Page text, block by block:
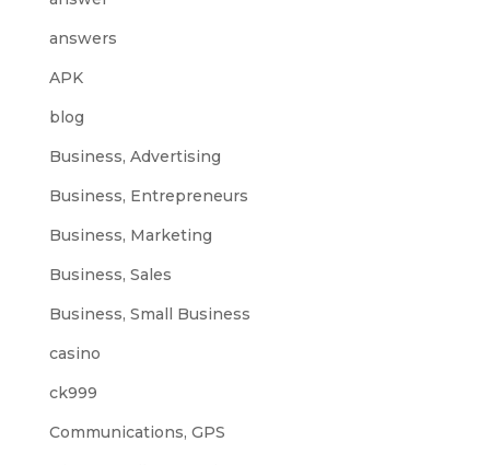
answers
APK
blog
Business, Advertising
Business, Entrepreneurs
Business, Marketing
Business, Sales
Business, Small Business
casino
ck999
Communications, GPS